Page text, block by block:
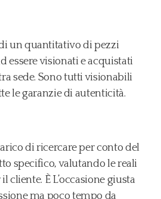
un quantitativo di pezzi
essere visionati e acquistati
sede. Sono tutti visionabili
le garanzie di autenticità.
di ricercare per conto del
specifico, valutando le reali
cliente. È L’occasione giusta
ma poco tempo da